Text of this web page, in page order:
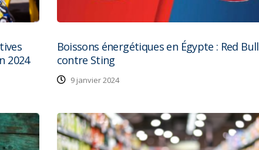
2024
Boissons énergétiques en Égypte : Red Bull
contre Sting
9 janvier 2024